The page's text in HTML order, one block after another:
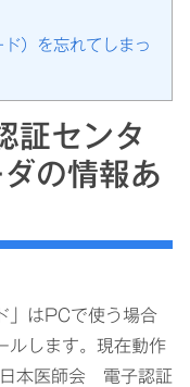
）を忘れてしまっ
証センタ
の情報あ
」はPCで使う場合
ルします。現在動作
本医師会 電子認証